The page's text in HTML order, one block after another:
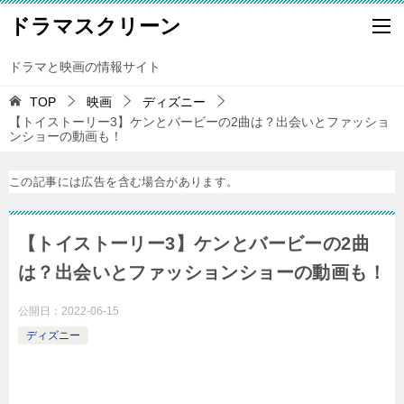
ドラマスクリーン
ドラマと映画の情報サイト
TOP 映画
ディズニー
【トイストーリー3】ケンとバービーの2曲は？出会いとファッショ
ンショーの動画も！
この記事には広告を含む場合があります。
【トイストーリー3】ケンとバービーの2曲
は？出会いとファッションショーの動画も！
公開日： 2022-06-15
ディズニー